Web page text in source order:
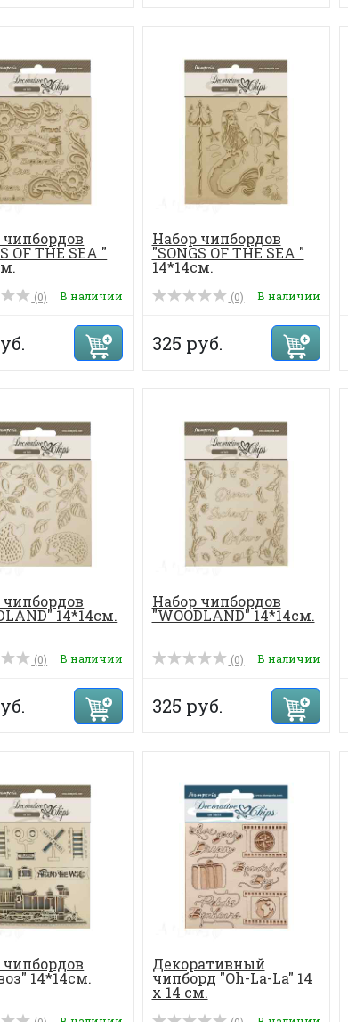
OF THE SEA "
(0) В наличии
Набор чипбордов
"SONGS OF THE SEA "
14*14см.
(0) В наличии
325 руб.
14*14см.
(0) В наличии
Набор чипбордов
"WOODLAND" 14*14см.
(0) В наличии
325 руб.
14*14см.
Декоративный
чипборд "Oh-La-La" 14
х 14 см.